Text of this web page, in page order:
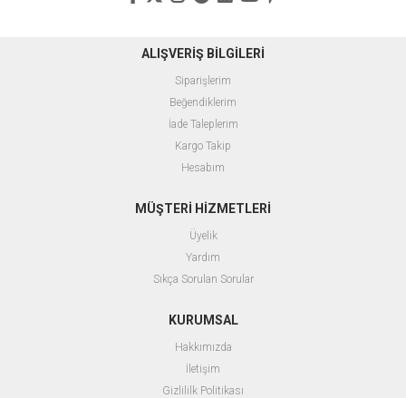
ALIŞVERİŞ BİLGİLERİ
Siparişlerim
Beğendiklerim
İade Taleplerim
Kargo Takip
Hesabım
MÜŞTERİ HİZMETLERİ
Üyelik
Yardım
Sıkça Sorulan Sorular
KURUMSAL
Hakkımızda
İletişim
Gizlililk Politikası